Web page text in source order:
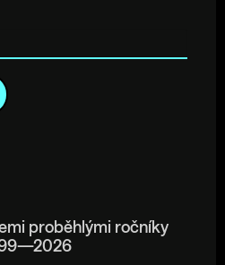
proběhlými ročníky